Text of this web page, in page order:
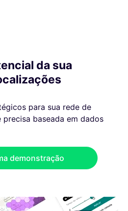
da sua
para sua rede de
precisa baseada em dados
demonstração